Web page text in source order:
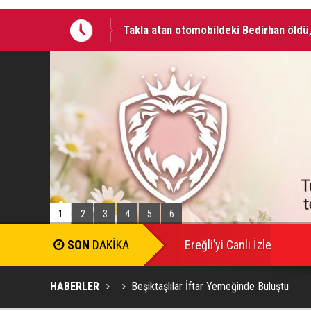
Takla atan otomobildeki Bedirhan
Otomobilde silahla başlarından
1 2 3 4 5 6
SON DAKİKA Ereğli’yi Canlı İzle
HABERLER Beşiktaşlılar İftar Yemeğinde Buluştu